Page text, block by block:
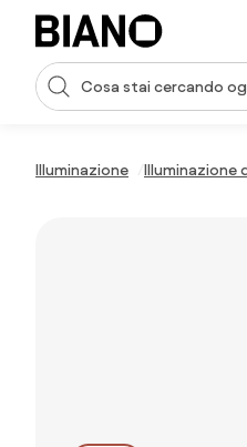
Salta la navigazione, vai al
Input della ricerca
Illuminazione Illuminazione